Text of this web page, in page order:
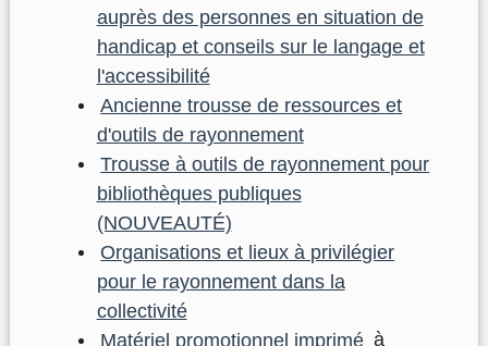
auprès des personnes en situation de
handicap et conseils sur le langage et
l'accessibilité
Ancienne trousse de ressources et
d'outils de rayonnement
Trousse à outils de rayonnement pour
bibliothèques publiques
(NOUVEAUTÉ)
Organisations et lieux à privilégier
pour le rayonnement dans la
collectivité
Matériel promotionnel imprimé à